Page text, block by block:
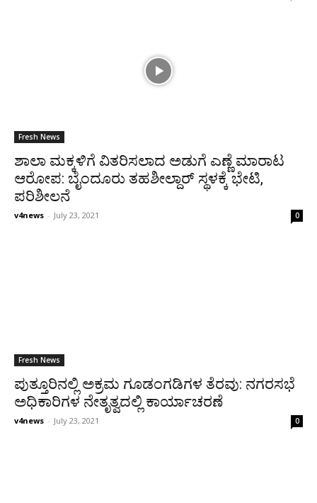
Fresh News
ಶಾಲಾ ಮಕ್ಕಳಿಗೆ ವಿತರಿಸಲಾದ ಅಡುಗೆ ಎಣ್ಣೆ ಮಾರಾಟ
ಆರೋಪ: ಬೈಂದೂರು ತಹಶೀಲ್ದಾರ್ ಸ್ಥಳಕ್ಕೆ ಭೇಟಿ,
ಪರಿಶೀಲನೆ
v4news - July 23, 2021 0
Fresh News
ಪುತ್ತೂರಿನಲ್ಲಿ ಅಕ್ರಮ ಗೂಡಂಗಡಿಗಳ ತೆರವು: ನಗರಸಭೆ
ಅಧಿಕಾರಿಗಳ ನೇತೃತ್ವದಲ್ಲಿ ಕಾರ್ಯಾಚರಣೆ
v4news - July 23, 2021 0